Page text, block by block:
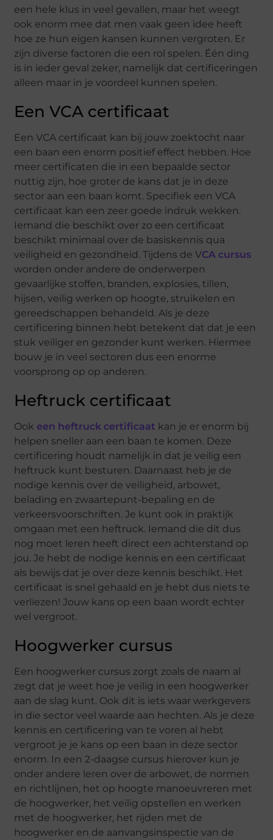
een hele klus in veel gevallen, maar het weegt
ook enorm mee dat men vaak geen idee heeft
hoe ze hun eigen kansen kunnen vergroten. Er
zijn diverse factoren die een rol spelen. Één ding
is in ieder geval zeker, namelijk dat certificeringen
alleen maar in je voordeel kunnen spelen.
Een VCA certificaat
Een VCA certificaat kan bij jouw zoektocht naar
een baan een enorm positief effect hebben. Hoe
meer certificaten die in een bepaalde sector
nuttig zijn, hoe groter de kans dat je in deze
sector aan een baan komt. Specifiek een VCA
certificaat kan een zeer goede indruk wekken.
Iemand die beschikt over zo een certificaat
beschikt minimaal over de basiskennis qua
veiligheid en gezondheid. Tijdens de VCA cursus
worden onder andere de onderwerpen
gevaarlijke stoffen, branden, explosies, tillen,
hijsen, veilig werken op hoogte, struikelen en
gereedschappen behandeld. Als je deze
certificering binnen hebt betekent dat dat je een
stuk veiliger en gezonder kunt werken. Hiermee
bouw je in veel sectoren dus een enorme
voorsprong op op anderen.
Heftruck certificaat
Ook een heftruck certificaat kan je er enorm bij
helpen sneller aan een baan te komen. Deze
certificering houdt namelijk in dat je veilig een
heftruck kunt besturen. Daarnaast heb je de
nodige kennis over de veiligheid, arbowet,
belading en zwaartepunt-bepaling en de
verkeersvoorschriften. Je kunt ook in praktijk
omgaan met een heftruck. Iemand die dit dus
nog moet leren heeft direct een achterstand op
jou. Je hebt de nodige kennis en een certificaat
als bewijs dat je over deze kennis beschikt. Het
certificaat is snel gehaald en je hebt dus niets te
verliezen! Jouw kans op een baan wordt echter
wel vergroot.
Hoogwerker cursus
Een hoogwerker cursus zorgt zoals de naam al
zegt dat je weet hoe je veilig in een hoogwerker
aan de slag kunt. Ook dit is iets waar werkgevers
in die sector veel waarde aan hechten. Als je deze
kennis en certificering van te voren al hebt
vergroot je je kans op een baan in deze sector
enorm. In een 2-daagse cursus hierover kun je
onder andere leren over de arbowet, de normen
en richtlijnen, het op hoogte manoeuvreren met
de hoogwerker, het veilig opstellen en werken
met de hoogwerker, het rijden met de
hoogwerker en de aanvangsinspectie van de